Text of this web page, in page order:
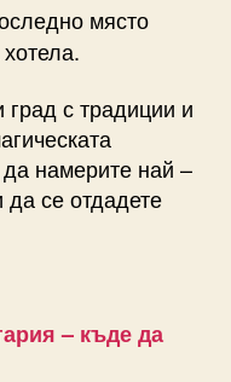
място
с традиции и
намерите най –
се отдадете
– къде да